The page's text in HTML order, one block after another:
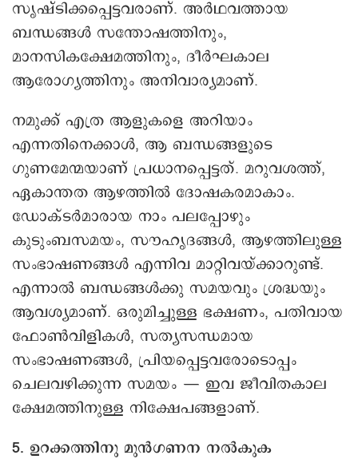
സൃഷ്ടിക്കപ്പെട്ടവരാണ്. അർഥവത്തായ
ബന്ധങ്ങൾ സന്തോഷത്തിനും,
മാനസികക്ഷേമത്തിനും, ദീർഘകാല
ആരോഗ്യത്തിനും അനിവാര്യമാണ്.
നമുക്ക് എത്ര ആളുകളെ അറിയാം
എന്നതിനെക്കാൾ, ആ ബന്ധങ്ങളുടെ
ഗുണമേന്മയാണ് പ്രധാനപ്പെട്ടത്. മറുവശത്ത്,
ഏകാന്തത ആഴത്തിൽ ദോഷകരമാകാം.
ഡോക്ടർമാരായ നാം പലപ്പോഴും
കുടുംബസമയം, സൗഹൃദങ്ങൾ, ആഴത്തിലുള്ള
സംഭാഷണങ്ങൾ എന്നിവ മാറ്റിവയ്ക്കാറുണ്ട്.
എന്നാൽ ബന്ധങ്ങൾക്കു സമയവും ശ്രദ്ധയും
ആവശ്യമാണ്. ഒരുമിച്ചുള്ള ഭക്ഷണം, പതിവായ
ഫോൺവിളികൾ, സത്യസന്ധമായ
സംഭാഷണങ്ങൾ, പ്രിയപ്പെട്ടവരോടൊപ്പം
ചെലവഴിക്കുന്ന സമയം — ഇവ ജീവിതകാല
ക്ഷേമത്തിനുള്ള നിക്ഷേപങ്ങളാണ്.
5. ഉറക്കത്തിനു മുൻഗണന നൽകുക